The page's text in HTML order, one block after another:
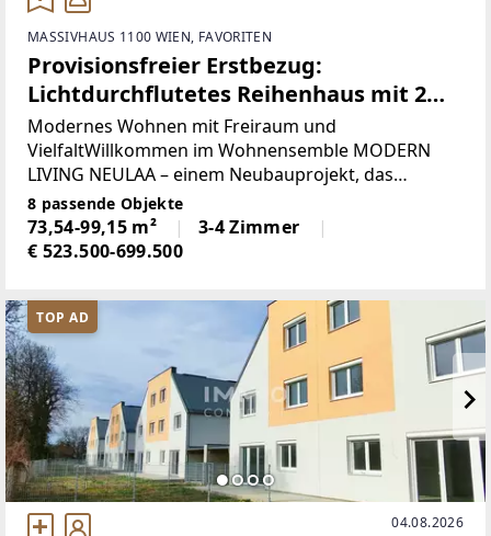
MASSIVHAUS 1100 WIEN, FAVORITEN
Provisionsfreier Erstbezug:
Lichtdurchflutetes Reihenhaus mit 2
Ost-Terrassen in U-Bahn-Nähe
Modernes Wohnen mit Freiraum und
VielfaltWillkommen im Wohnensemble MODERN
LIVING NEULAA – einem Neubauprojekt, das
urbanes Leben mit großzügigen Freiflächen und
vielfältigen Wohnformen verbindet. In dem
dynamisch wachsenden 10. Wiener Bezirk
8 passende Objekte
73,54-99,15 m²
3-4 Zimmer
€ 523.500-699.500
TOP AD
04.08.2026